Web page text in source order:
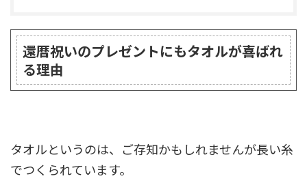
還暦祝いのプレゼントにもタオルが喜ばれ
る理由
タオルというのは、ご存知かもしれませんが長い糸
でつくられています。